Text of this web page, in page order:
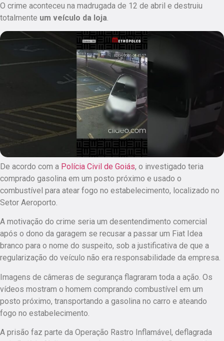
O crime aconteceu na madrugada de 12 de abril e destruiu
totalmente um veículo da loja
De acordo com a Polícia Civil de Goiás, o investigado teria
comprado gasolina em um posto próximo e usado o
combustível para atear fogo no estabelecimento, localizado no
Setor Aeroporto.
A motivação do crime seria um desentendimento comercial
após o dono da garagem se recusar a passar um Fiat Idea
branco para o nome do suspeito, sob a justificativa de que a
regularização do veículo não era responsabilidade da empresa.
Imagens de câmeras de segurança flagraram toda a ação. Os
vídeos mostram o homem comprando combustível em um
posto próximo, transportando a gasolina no carro e ateando
fogo no estabelecimento.
A prisão faz parte da Operação Rastro Inflamável, deflagrada